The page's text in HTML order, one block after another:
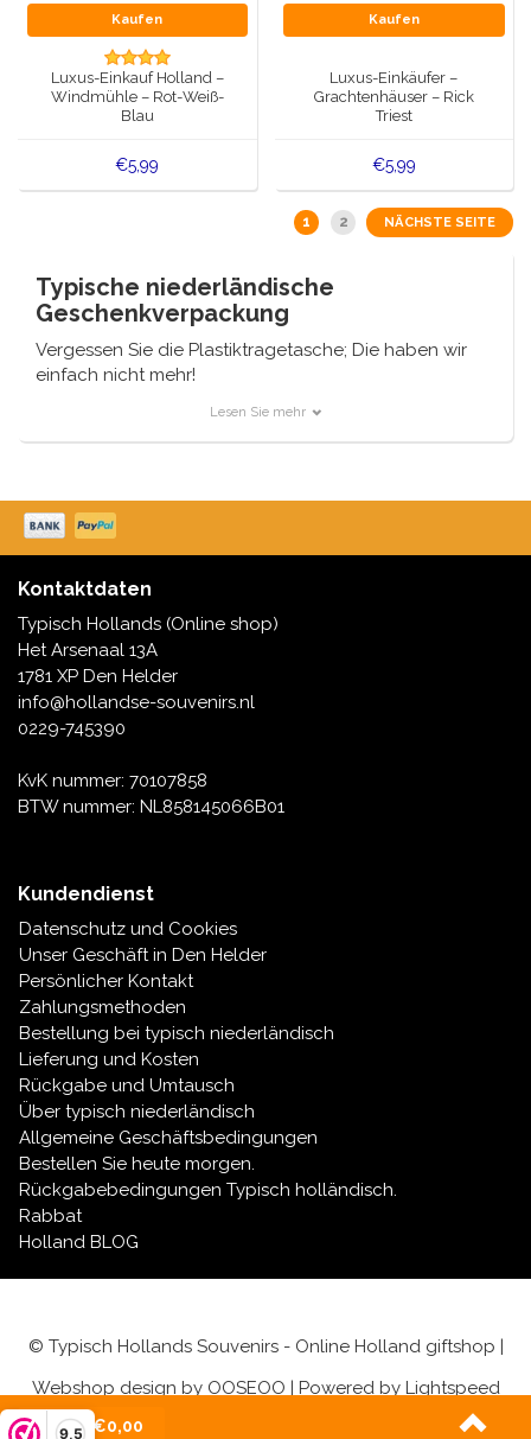
9,5
Kaufen
Luxus-Einkauf Holland –
Windmühle – Rot-Weiß-
Blau
€5,99
Kaufen
Luxus-Einkäufer –
Grachtenhäuser – Rick
Triest
€5,99
1 2 NÄCHSTE SEITE
Typische niederländische
Geschenkverpackung
Vergessen Sie die Plastiktragetasche; Die haben wir
einfach nicht mehr!
Stattdessen bieten wir stilvolle Taschen an, teilweise
mit FSC-Gütesiegel.
Gebrauch bestimmt – aber sie sind alle recycelbar.
Lesen Sie mehr
Kontaktdaten
Typisch Hollands (Online shop)
Het Arsenaal 13A
1781 XP Den Helder
info@hollandse-souvenirs.nl
0229-745390
KvK nummer: 70107858
BTW nummer: NL858145066B01
Kundendienst
Datenschutz und Cookies
Unser Geschäft in Den Helder
Persönlicher Kontakt
Zahlungsmethoden
Bestellung bei typisch niederländisch
Lieferung und Kosten
Rückgabe und Umtausch
Über typisch niederländisch
Allgemeine Geschäftsbedingungen
Bestellen Sie heute morgen.
Rückgabebedingungen Typisch holländisch.
Rabbat
Holland BLOG
© Typisch Hollands Souvenirs - Online Holland giftshop |
Webshop design by OOSEOO | Powered by Lightspeed
(0)| €0,00